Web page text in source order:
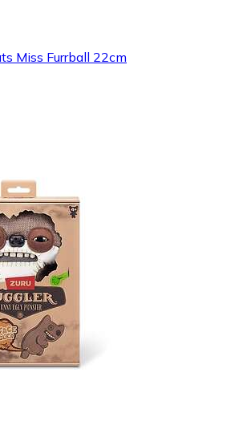
Miss Furrball 22cm